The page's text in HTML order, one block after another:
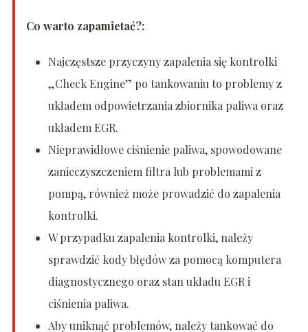
Co warto zapamietać?:
Najczęstsze przyczyny zapalenia się kontrolki
„Check Engine” po tankowaniu to problemy z
układem odpowietrzania zbiornika paliwa oraz
układem EGR.
Nieprawidłowe ciśnienie paliwa, spowodowane
zanieczyszczeniem filtra lub problemami z
pompą, również może prowadzić do zapalenia
kontrolki.
W przypadku zapalenia kontrolki, należy
sprawdzić kody błędów za pomocą komputera
diagnostycznego oraz stan układu EGR i
ciśnienia paliwa.
Aby uniknąć problemów, należy tankować do